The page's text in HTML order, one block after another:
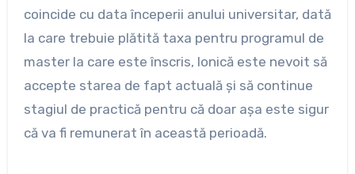
coincide cu data începerii anului universitar, dată
la care trebuie plătită taxa pentru programul de
master la care este înscris, Ionică este nevoit să
accepte starea de fapt actuală şi să continue
stagiul de practică pentru că doar aşa este sigur
că va fi remunerat în această perioadă.